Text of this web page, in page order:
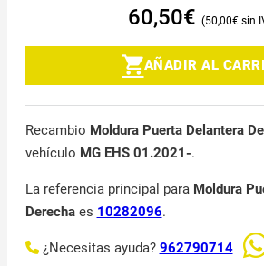
60,50€ 50,00€
AÑADIR AL
Recambio Moldura Puerta Delantera
vehículo MG EHS 01.2021-.
La referencia principal para Moldura
Derechaes 10282096.
¿Necesitas ayuda? 962790714